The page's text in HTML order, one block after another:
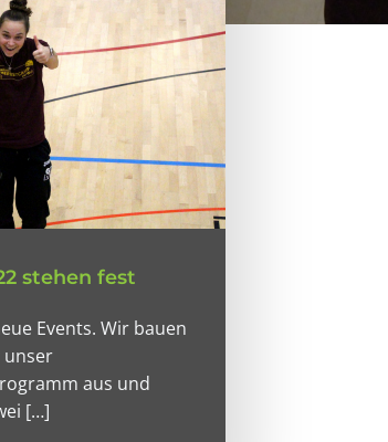
stehen fest
Events. Wir bauen
unser
aus und
[…]